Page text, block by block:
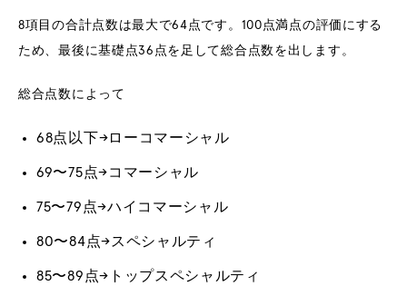
8項目の合計点数は最大で64点です。100点満点の評価にする
ため、最後に基礎点36点を足して総合点数を出します。
総合点数によって
68点以下→ローコマーシャル
69〜75点→コマーシャル
75〜79点→ハイコマーシャル
80〜84点→スペシャルティ
85〜89点→トップスペシャルティ